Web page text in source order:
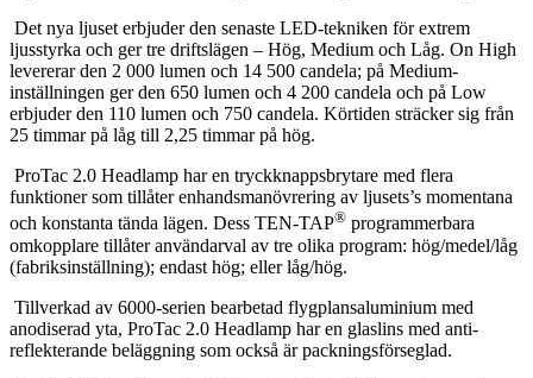
Det nya ljuset erbjuder den senaste LED-tekniken för extrem
ljusstyrka och ger tre driftslägen – Hög, Medium och Låg. On High
levererar den 2 000 lumen och 14 500 candela; på Medium-
inställningen ger den 650 lumen och 4 200 candela och på Low
erbjuder den 110 lumen och 750 candela. Körtiden sträcker sig från
25 timmar på låg till 2,25 timmar på hög.
ProTac 2.0 Headlamp har en tryckknappsbrytare med flera
funktioner som tillåter enhandsmanövrering av ljusets’s momentana
och konstanta tända lägen. Dess TEN-TAP® programmerbara
omkopplare tillåter användarval av tre olika program: hög/medel/låg
(fabriksinställning); endast hög; eller låg/hög.
Tillverkad av 6000-serien bearbetad flygplansaluminium med
anodiserad yta, ProTac 2.0 Headlamp har en glaslins med anti-
reflekterande beläggning som också är packningsförseglad.